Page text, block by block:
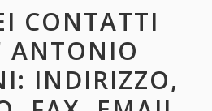
CONTATTI
ANTONIO
INDIRIZZO,